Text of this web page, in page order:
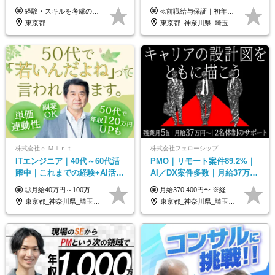
経験・スキルを考慮の上、決定します。 ▼参考情報 ----------------------- ＜想定年収850万円～1,500万円（基礎給与・賞与2回含む）＞ 月給42万円～ ※時間外勤務手当・諸手当等別途 ※試用期間3ヶ月 ※残業手当有り
東京都
｜チーム参画中心｜フルリモ
ート可｜自社サービスあり
≪前職給与保証｜初年度想定年収420万円～≫ 月給35万円以上＋決算賞与＋交通費 ※スキル・経験を考慮の上、優遇します ※上記月給には固定残業代月20時間分(4万5000円以上)を含みます。超過した場合は、その分追加支給します ※試用期間3～6ヵ月は固定残業代なし(雇用形態やその他待遇・福利厚生は同じです) ＝＝＝＝＝＝＝＝＝＝＝ ▼実力と成長にこだわった評価制度▼ 年2回の評価で昇給・昇格が決まります。 評価は、就業先のお客様からの評価をベースに、目標達成状況やプロジェクトでの役割・貢献度などを総合的に判断して決定します。 日々の働きぶりを実際に見ているお客様の声を反映することで、より公平で納得感のある評価を実現しています。 また、評価後は面談を通じてフィードバックを行い、今後の成長やキャリアについて一緒に考えていきます。 ▼成長につながる目標設定▼ 半期ごとに、具体的な行動ベースの目標を設定し、その達成度や取り組みのプロセスを評価に反映します。 目標は、お客様からのフィードバックや現場での課題をもとに設定するため、「今何を伸ばすべきか」が明確になります。 また、上司との面談を通じて振り返りと次の目標設定を行い、継続的なスキルアップと市場価値の向上を支援しています。
東京都_神奈川県_埼玉県_千葉県_大阪府_愛知県_北海道_青森県_岩手県_宮城県_秋田県_山形県_福島県_茨城県_栃木県_群馬県_新潟県_山梨県_長野県_富山県_石川県_福井県_静岡県_岐阜県_三重県_兵庫県_京都府_滋賀県_奈良県_和歌山県_広島県_岡山県_鳥取県_島根県_山口県_徳島県_香川県_愛媛県_高知県_福岡県_熊本県_佐賀県_長崎県_大分県_宮崎県_鹿児島県_沖縄県
株式会社ｅ‐Ｍｉｎｔ
ITエンジニア｜40代～60代活
躍中｜これまでの経験+AI活用
でスキルアップを支援｜残業
月10h｜副業OK
◎月給40万円～100万円＋インセンティブ＋各種手当 ・年収120万〜300万円UPの実績も！ ・平均年収UP率は1.1～1.3倍 ・案件単価100%公開 × 単価連動の給与制度 ・能力等を考慮の上、決定いたします ※試用期間6ヵ月あり（待遇の変更はありません） ※固定残業代（月20～30時間・3万円～8万円）を含みます 《具体的には...》 ・案件単価65万円⇒年収約500万円 ・案件単価80万円⇒年収約600万円 ・案件単価120万円⇒年収約900万円 ＼ AIで生産性5倍になり給与UP ／ ◇案件単価100%公開 × 単価連動の給与制度 ◇年収120万〜300万UPの実績あり 「単価が上がれば、その分しっかり報われる」 そんなシンプルで納得できる評価制度です。 ⚫️年収300万円アップの実績も 参画する案件の単価を全て公開。 給与は単価に連動しているため納得感持って働くことが可能です。 過去には転職しただけで300万円以上アップした方もいます。 現場でAIを活用して成果を出して単価アップにつながったケースが多数！ ・AIツール利用料金全額負担 ・資格取得補助 ・月給保証制度 ・各種手当
東京都_神奈川県_埼玉県_千葉県_大阪府_愛知県_北海道_青森県_岩手県_宮城県_秋田県_山形県_福島県_茨城県_栃木県_群馬県_新潟県_山梨県_長野県_富山県_石川県_福井県_静岡県_岐阜県_三重県_兵庫県_京都府_滋賀県_奈良県_和歌山県_広島県_岡山県_鳥取県_島根県_山口県_徳島県_香川県_愛媛県_高知県_福岡県_熊本県_佐賀県_長崎県_大分県_宮崎県_鹿児島県_沖縄県
株式会社フェローシップ
PMO｜リモート案件89.2%｜
AI／DX案件多数｜月給37万円
～｜300万円の年収UP事例有
｜PMO経験不問
月給370,400円〜 ※経験やスキルを考慮し、決定いたします ※上記金額には固定残業代（30時間分/70,400円～）を含みます。超過分は別途全額支給いたします ※試用期間6カ月あり（期間中の給与・待遇に差異はありません） ★想定年収4,444,800円～ ★50万円～300万円の年収UP事例があります！
東京都_神奈川県_埼玉県_千葉県